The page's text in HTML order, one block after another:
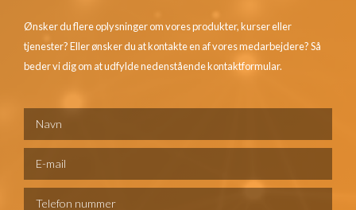
Ønsker du flere oplysninger om vores produkter, kurser eller
tjenester? Eller ønsker du at kontakte en af vores medarbejdere? Så
beder vi dig om at udfylde nedenstående kontaktformular.